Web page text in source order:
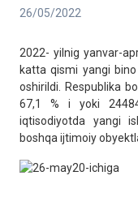
26/05/2022
2022- yilnig yanvar-
katta qismi yangi
oshirildi. Respublika
67,1 % i yoki
iqtisodiyotda yangi
boshqa ijtimoiy